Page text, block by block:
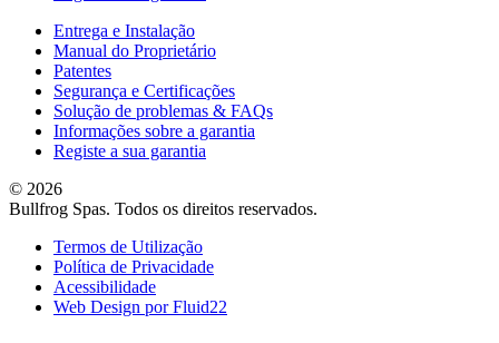
Entrega e Instalação
Manual do Proprietário
Patentes
Segurança e Certificações
Solução de problemas & FAQs
Informações sobre a garantia
Registe a sua garantia
© 2026
Bullfrog Spas. Todos os direitos reservados.
Termos de Utilização
Política de Privacidade
Acessibilidade
Web Design por Fluid22